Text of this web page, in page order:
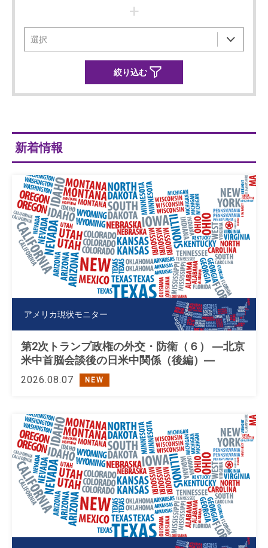
+
新着情報
2026.08.07 NEW
第2次トランプ政権の外交・防衛（６） ―北京
米中首脳会談後の日米中関係（後編）―
アメリカ現状モニター